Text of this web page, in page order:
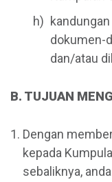
dokumen-
dan/atau
B. TUJUAN
Dengan
kepada
sebaliknya,